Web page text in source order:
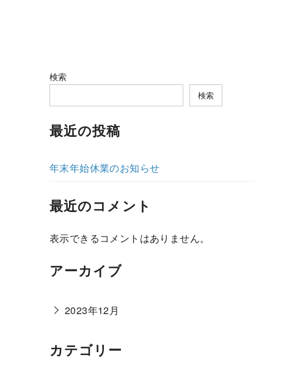
検索
検索
最近の投稿
年末年始休業のお知らせ
最近のコメント
表示できるコメントはありません。
アーカイブ
2023年12月
カテゴリー